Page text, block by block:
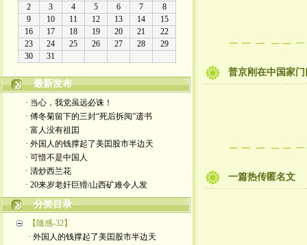
最新发布
· 当心，我党虽远必诛！
· 傅冬菊留下的三封“死后拆阅”遗书
· 富人没有祖囯
· 外国人的钱撑起了美囯股市半边天
· 可惜不是中国人
· 清炒西兰花
· 20来岁老奸巨猾/山西矿难令人发
分类目录
【隨感-32】
· 外国人的钱撑起了美囯股市半边天
普京刚在中国家
一篇热传匿名文